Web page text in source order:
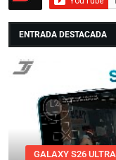
ENTRADA DESTACADA
GALAXY S26 ULTRA